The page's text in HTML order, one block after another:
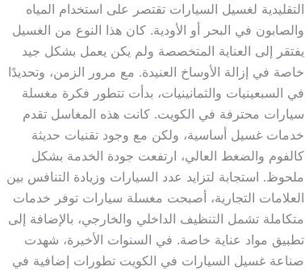
التقليدية لغسيل السيارات تقتصر على استخدام المياه
والصابون في البحر أو الأودية. كان هذا النوع من الغسيل
يفتقر إلى العناية المتخصصة ولم يكن يعمل بشكل جيد
خاصة في إزالة الأوساخ العنيدة. مع مرور الزمن، وتحديدًا
في السبعينيات والثمانينيات، بدأت تتطور فكرة مغسلة
سيارات محترفة في الكويت. كانت هذه المغاسل تقدم
خدمات غسيل أساسية، ولكن مع وجود تقنيات حديثة
كالفوم والضغط العالي، ارتفعت جودة الخدمة بشكل
ملحوظ. استجابة لتزايد عدد السيارات وزيادة التنافس بين
العلامات التجارية، أصبحت مغسلة سيارات توفر خدمات
متكاملة تشمل التنظيف الداخلي والخارجي، بالإضافة إلى
تطبيق مواد عناية خاصة. في السنوات الأخيرة، شهدت
صناعة غسيل السيارات في الكويت تطورات إضافية في